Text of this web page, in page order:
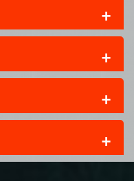
+
+
+
+